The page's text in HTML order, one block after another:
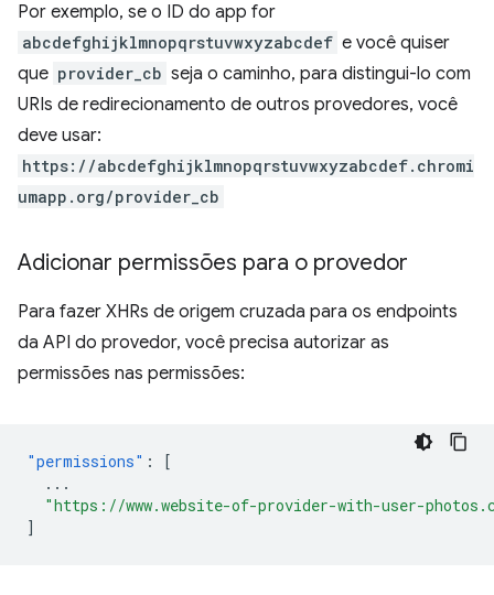
Por exemplo, se o ID do app for
abcdefghijklmnopqrstuvwxyzabcdef e você quiser
que provider_cb seja o caminho, para distingui-lo com
URIs de redirecionamento de outros provedores, você
deve usar:
https://abcdefghijklmnopqrstuvwxyzabcdef.chromi
umapp.org/provider_cb
Adicionar permissões para o provedor
Para fazer XHRs de origem cruzada para os endpoints
da API do provedor, você precisa autorizar as
permissões nas permissões:
"permissions" :
[
...
"https://www.website-of-provider-with-user-
]